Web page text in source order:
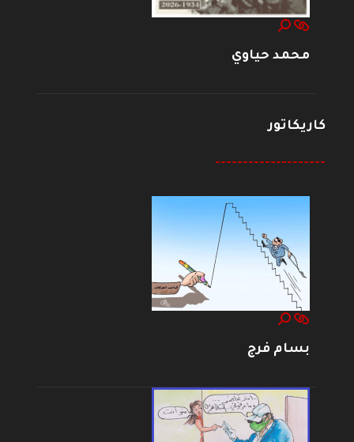
محمد حياوي
كاريكاتور
--------------------
بسام فرج